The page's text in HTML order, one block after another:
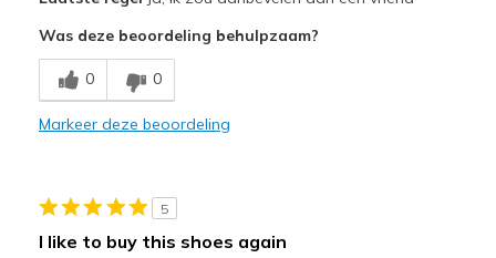
Comfortable
Stylish
Travel
Was deze beoordeling behulpzaam?
0 0
Markeer deze beoordeling
5
I like to buy this shoes again